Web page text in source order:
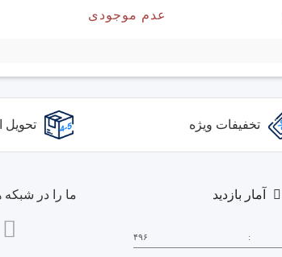
عدم موجودی
تخفیفات ویژه تحویل
آمار بازدید
: ۴۹۶
ما را در شبکه